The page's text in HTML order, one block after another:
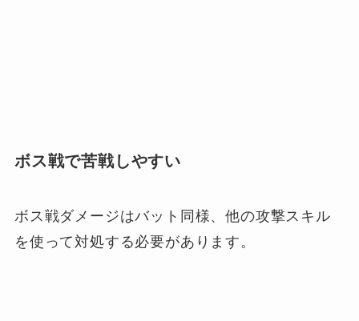
ボス戦で苦戦しやすい
ボス戦ダメージはバット同様、他の攻撃スキル
を使って対処する必要があります。